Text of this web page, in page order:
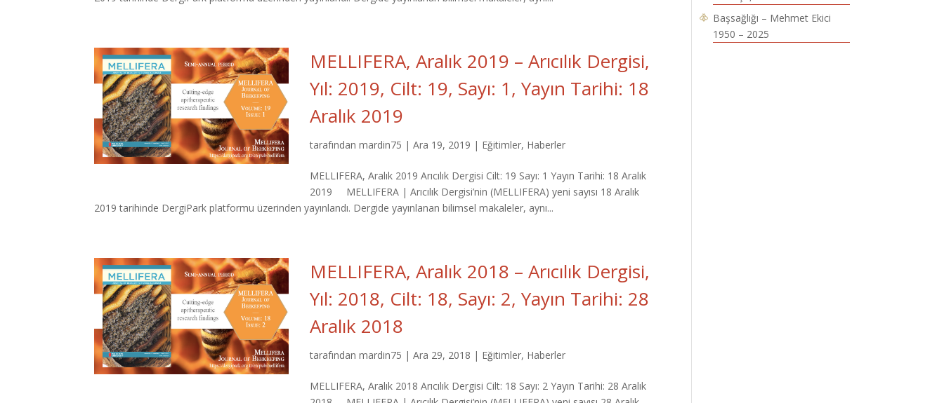
MELLIFERA, Aralık 2019 – Arıcılık Dergisi,
Yıl: 2019, Cilt: 19, Sayı: 1, Yayın Tarihi: 18
Aralık 2019
tarafındanmardin75 |Ara 19, 2019 | Eğitimler, Haberler
MELLIFERA, Aralık 2019 Arıcılık Dergisi Cilt: 19 Sayı: 1 Yayın Tarihi: 18 Aralık
2019 MELLIFERA | Arıcılık Dergisi’nin (MELLIFERA) yeni sayısı 18 Aralık
2019 tarihinde DergiPark platformu üzerinden yayınlandı. Dergide yayınlanan bilimsel makaleler, aynı...
MELLIFERA, Aralık 2018 – Arıcılık Dergisi,
Yıl: 2018, Cilt: 18, Sayı: 2, Yayın Tarihi: 28
Aralık 2018
tarafındanmardin75 |Ara 29, 2018 | Eğitimler, Haberler
MELLIFERA, Aralık 2018 Arıcılık Dergisi Cilt: 18 Sayı: 2 Yayın Tarihi: 28 Aralık
Başsağlığı – Mehmet Ekici
1950 – 2025